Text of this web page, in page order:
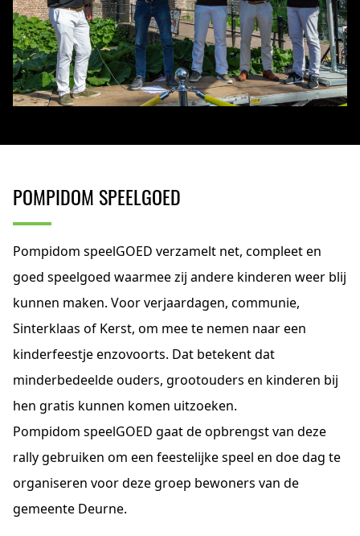
POMPIDOM SPEELGOED
Pompidom speelGOED verzamelt net, compleet en
goed speelgoed waarmee zij andere kinderen weer blij
kunnen maken. Voor verjaardagen, communie,
Sinterklaas of Kerst, om mee te nemen naar een
kinderfeestje enzovoorts. Dat betekent dat
minderbedeelde ouders, grootouders en kinderen bij
hen gratis kunnen komen uitzoeken.
Pompidom speelGOED gaat de opbrengst van deze
rally gebruiken om een feestelijke speel en doe dag te
organiseren voor deze groep bewoners van de
gemeente Deurne.